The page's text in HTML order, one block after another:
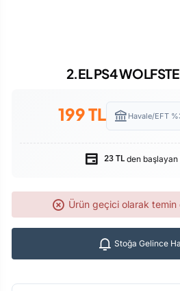
2.EL PS4
199TL Havale/EFT
23 TL den
Ürün geçici olarak temin
Stoğa Gelince